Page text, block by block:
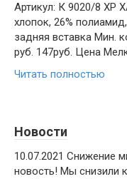
Артикул: К 9020/8 ХР
хлопок, 26%
задняя вставка Мин.
руб. 147руб. Цена
Читать полностью
Новости
10.07.2021 Снижение
новость! Мы снизили